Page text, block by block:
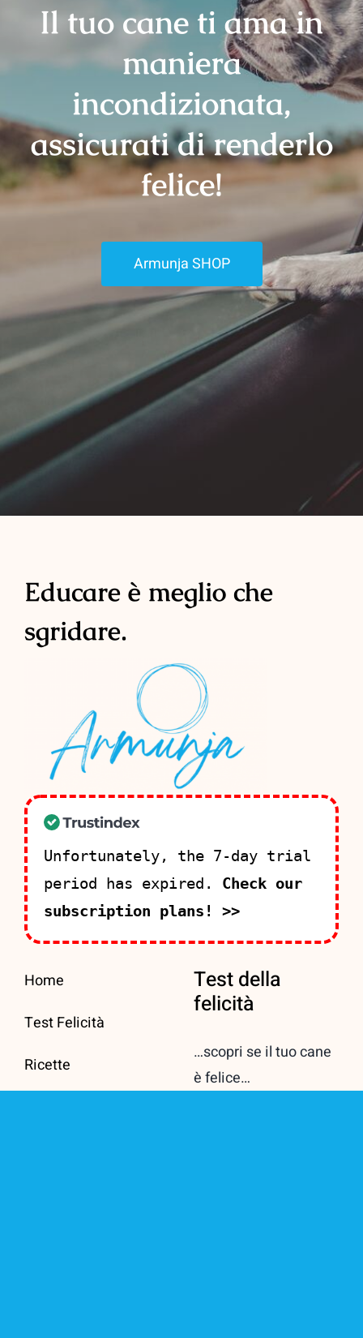
Il tuo cane ti ama in
maniera
incondizionata,
assicurati di renderlo
felice!
Armunja SHOP
Educare è meglio che
sgridare.
Unfortunately, the 7-day trial
period has expired. Check our
subscription plans! >>
Home
Test Felicità
Ricette
Test della
felicità
…scopri se il tuo cane
è felice…